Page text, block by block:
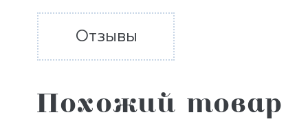
Отзывы
Похожий товар